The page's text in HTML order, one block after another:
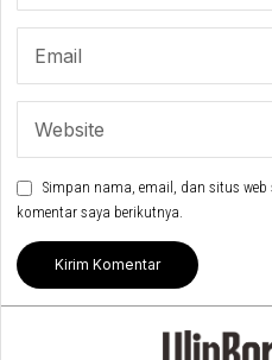
Simpan nama, email, dan situs
komentar saya berikutnya.